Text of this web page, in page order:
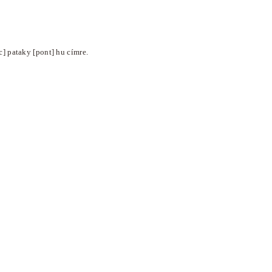
pataky [pont] hu címre.